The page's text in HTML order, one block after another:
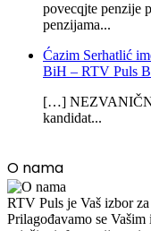
povecqjte penzije
penzijama...
Ćazim Serhatlić
BiH – RTV Puls
[…]
kandidat...
O nama
RTV Puls je Vaš izbor
Prilagođavamo se